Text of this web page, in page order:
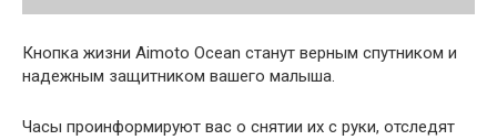
Кнопка жизни Aimoto Ocean станут верным спутником и
надежным защитником вашего малыша.
Часы проинформируют вас о снятии их с руки, отследят